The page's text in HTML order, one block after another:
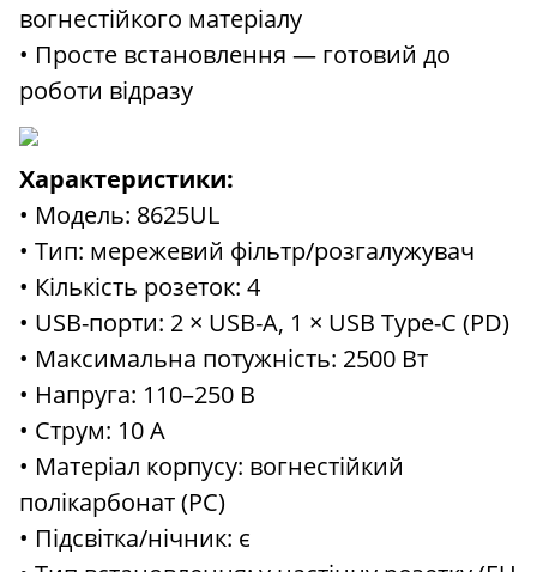
вогнестійкого матеріалу
• Просте встановлення — готовий до
роботи відразу
Характеристики:
• Модель: 8625UL
• Тип: мережевий фільтр/розгалужувач
• Кількість розеток: 4
• USB-порти: 2 × USB-A, 1 × USB Type-C (PD)
• Максимальна потужність: 2500 Вт
• Напруга: 110–250 В
• Струм: 10 А
• Матеріал корпусу: вогнестійкий
полікарбонат (PC)
• Підсвітка/нічник: є